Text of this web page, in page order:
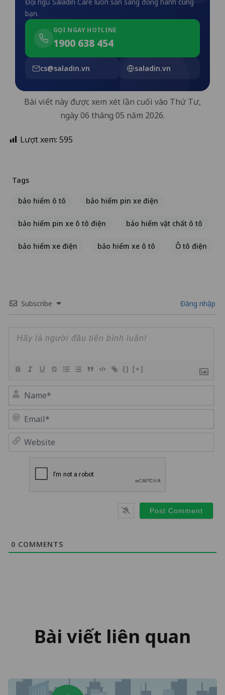
bạn.
GỌI NGAY HOTLINE
1900 638 454
cs@saladin.vn saladin.vn
Bài viết này được xem xét lần cuối vào Thứ Tư,
ngày 06 tháng 05 năm 2026.
Lượt xem: 595
Tags
bảo hiểm ô tô bảo hiểm pin xe điện
bảo hiểm pin xe ô tô điện bảo hiểm vật chất ô tô
bảo hiểm xe điện bảo hiểm xe ô tô Ô tô điện
Subscribe Đăng nhập
{} [+]
0 COMMENTS
Bài viết liên quan